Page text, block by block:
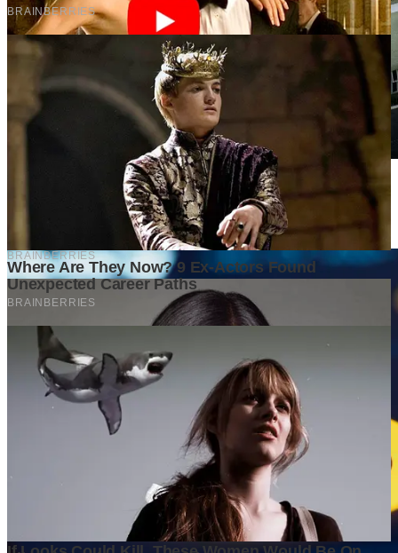
Di Balik Kenaikan Harga Tanah, Apa yang Sebenarnya
Mendorong Nilainya Terus Melambung?